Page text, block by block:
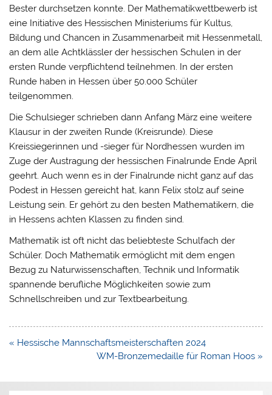
Bester durchsetzen konnte. Der Mathematikwettbewerb ist
eine Initiative des Hessischen Ministeriums für Kultus,
Bildung und Chancen in Zusammenarbeit mit Hessenmetall,
an dem alle Achtklässler der hessischen Schulen in der
ersten Runde verpflichtend teilnehmen. In der ersten
Runde haben in Hessen über 50.000 Schüler
teilgenommen.
Die Schulsieger schrieben dann Anfang März eine weitere
Klausur in der zweiten Runde (Kreisrunde). Diese
Kreissiegerinnen und -sieger für Nordhessen wurden im
Zuge der Austragung der hessischen Finalrunde Ende April
geehrt. Auch wenn es in der Finalrunde nicht ganz auf das
Podest in Hessen gereicht hat, kann Felix stolz auf seine
Leistung sein. Er gehört zu den besten Mathematikern, die
in Hessens achten Klassen zu finden sind.
Mathematik ist oft nicht das beliebteste Schulfach der
Schüler. Doch Mathematik ermöglicht mit dem engen
Bezug zu Naturwissenschaften, Technik und Informatik
spannende berufliche Möglichkeiten sowie zum
Schnellschreiben und zur Textbearbeitung.
Beitragsnavigation
« Hessische Mannschaftsmeisterschaften 2024
WM-Bronzemedaille für Roman Hoos »